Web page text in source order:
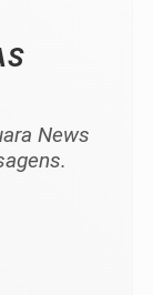
News